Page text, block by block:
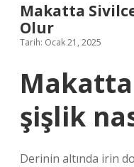
Makatta
Olur
Tarih: Ocak 21, 2025
şişlik
Derinin altında irin